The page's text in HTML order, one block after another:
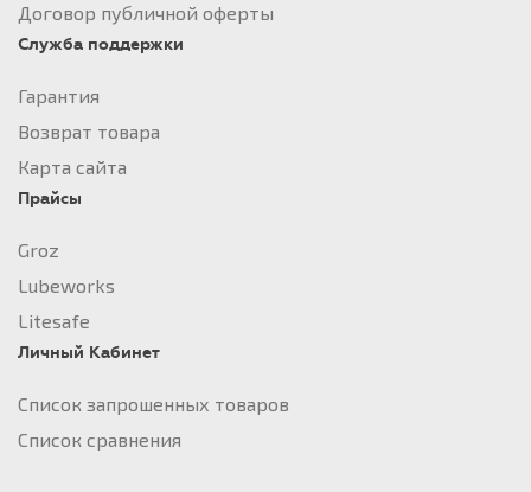
Договор публичной оферты
Служба поддержки
Гарантия
Возврат товара
Карта сайта
Прайсы
Groz
Lubeworks
Litesafe
Личный Кабинет
Список запрошенных товаров
Список сравнения